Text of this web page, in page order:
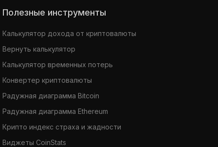
Полезные инструменты
Калькулятор дохода от криптовалюты
Вернуть калькулятор
Калькулятор временных потерь
Конвертер криптовалюты
Радужная диаграмма Bitcoin
Радужная диаграмма Ethereum
Крипто индекс страха и жадности
Виджеты CoinStats